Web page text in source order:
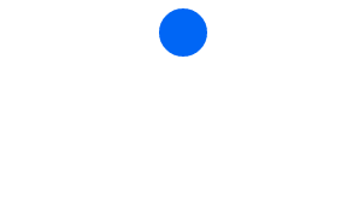
tillbehör medföljer.